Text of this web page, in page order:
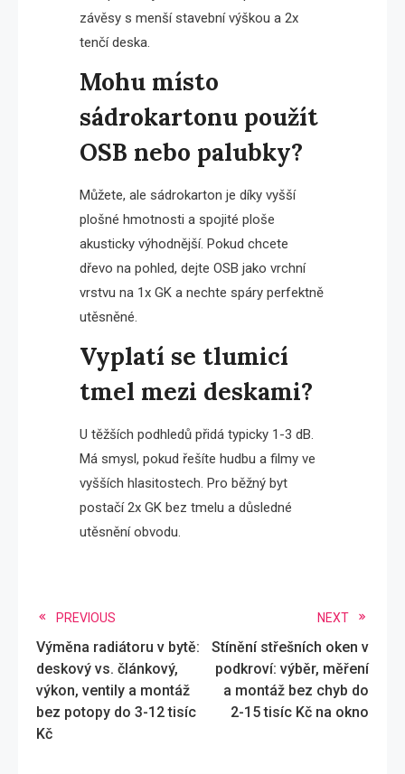
závěsy s menší stavební výškou a 2x
tenčí deska.
Mohu místo
sádrokartonu použít
OSB nebo palubky?
Můžete, ale sádrokarton je díky vyšší
plošné hmotnosti a spojité ploše
akusticky výhodnější. Pokud chcete
dřevo na pohled, dejte OSB jako vrchní
vrstvu na 1x GK a nechte spáry perfektně
utěsněné.
Vyplatí se tlumicí
tmel mezi deskami?
U těžších podhledů přidá typicky 1-3 dB.
Má smysl, pokud řešíte hudbu a filmy ve
vyšších hlasitostech. Pro běžný byt
postačí 2x GK bez tmelu a důsledné
utěsnění obvodu.
Read
more
articles
PREVIOUS
Výměna radiátoru v bytě:
deskový vs. článkový,
výkon, ventily a montáž
bez potopy do 3-12 tisíc
Kč
NEXT
Stínění střešních oken v
podkroví: výběr, měření
a montáž bez chyb do
2-15 tisíc Kč na okno